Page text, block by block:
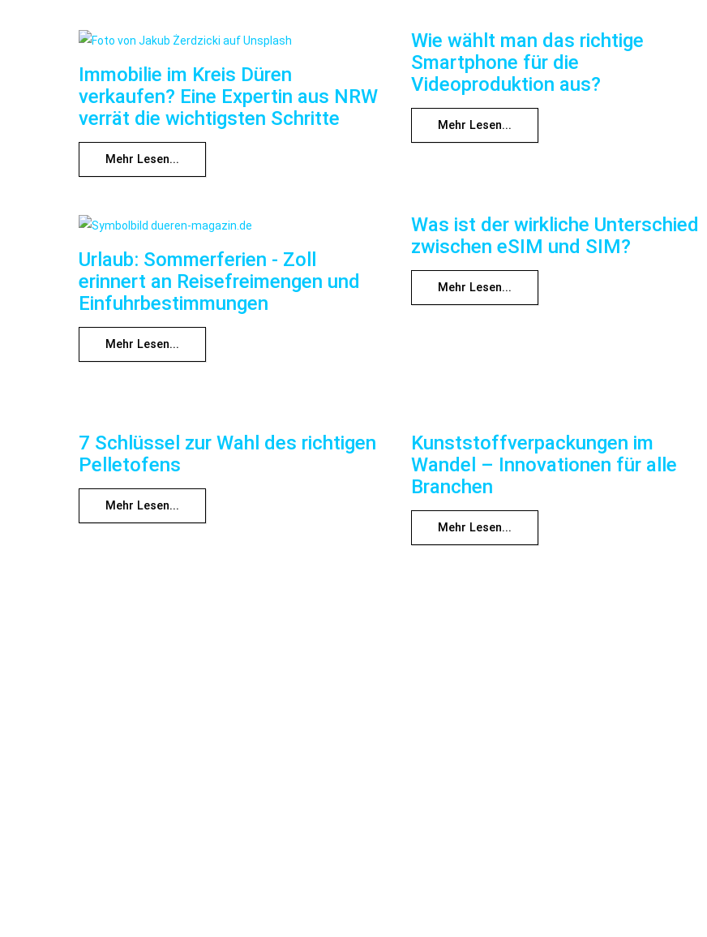
Immobilie im Kreis Düren
verkaufen? Eine Expertin aus NRW
verrät die wichtigsten Schritte
Mehr Lesen...
Wie wählt man das richtige
Smartphone für die
Videoproduktion aus?
Mehr Lesen...
Urlaub: Sommerferien - Zoll
erinnert an Reisefreimengen und
Einfuhrbestimmungen
Mehr Lesen...
Was ist der wirkliche Unterschied
zwischen eSIM und SIM?
Mehr Lesen...
7 Schlüssel zur Wahl des richtigen
Pelletofens
Mehr Lesen...
Kunststoffverpackungen im
Wandel – Innovationen für alle
Branchen
Mehr Lesen...